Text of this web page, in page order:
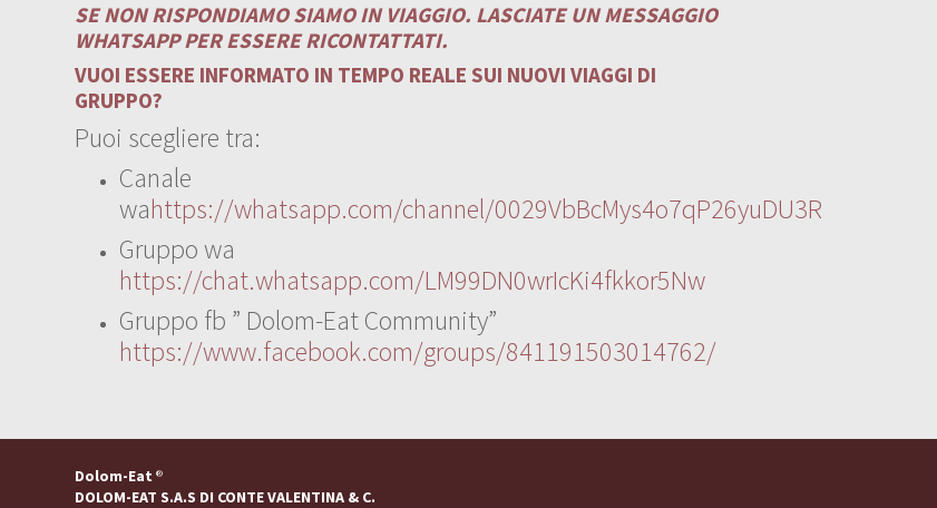
SE NON RISPONDIAMO SIAMO IN VIAGGIO. LASCIATE UN MESSAGGIO
WHATSAPP PER ESSERE RICONTATTATI.
VUOI ESSERE INFORMATO IN TEMPO REALE SUI NUOVI VIAGGI DI
GRUPPO?
Puoi scegliere tra:
Canale
wahttps://whatsapp.com/channel/0029VbBcMys4o7qP26yuDU3R
Gruppo wa
https://chat.whatsapp.com/LM99DN0wrIcKi4fkkor5Nw
Gruppo fb ” Dolom-Eat Community”
https://www.facebook.com/groups/841191503014762/
Dolom-Eat ®
DOLOM-EAT S.A.S DI CONTE VALENTINA & C.